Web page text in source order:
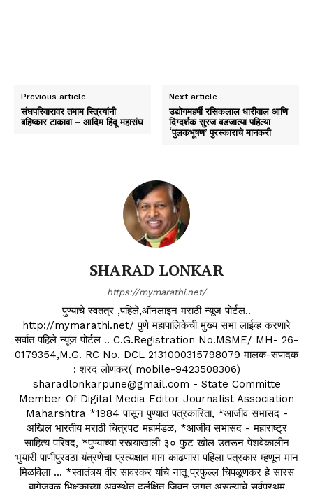
Previous article
संघपरिवारावर तमाम स्त्रियांनी
बहिष्कार टाकावा – आदिम हिंदू महासंघ
Next article
उद्योगमहर्षी रसिकलाल धारीवाल आणि
दिग्दर्शक सुरज बडजात्या पहिल्या
‘पुलकभूषण’ पुरस्काराचे मानकरी
SHARAD LONKAR
https://mymarathi.net/
पुण्याचे स्वतंत्र ,पहिले,ऑनलाइन मराठी न्यूज पोर्टल..
http://mymarathi.net/ पुणे महापालिकेची मुख्य सभा लाईव्ह करणारे
सर्वात पहिले न्यूज पोर्टल .. C.G.Registration No.MSME/ MH- 26-
0179354,M.G. RC No. DCL 2131000315798079 मालक-संपादक
: शरद लोणकर( mobile-9423508306)
sharadlonkarpune@gmail.com - State Committe
Member Of Digital Media Editor Journalist Association
Maharshtra *1984 पासून पुण्यात पत्रकारिता, *आजीव सभासद -
अखिल भारतीय मराठी चित्रपट महामंडळ, *आजीव सभासद - महाराष्ट्र
साहित्य परिषद, *पुण्याच्या रस्त्याखाली ३० फुट खोल उतरून पेशवेकालीन
भुयारी पाणीपुरवठा यंत्रणेचा प्रत्यक्षात माग काढणारा पहिला पत्रकार म्हणून मान
मिळविला ... *स्वातंत्र्य वीर सावरकर यांचे नातू प्रफुल्ल चिपळूणकर हे सारस